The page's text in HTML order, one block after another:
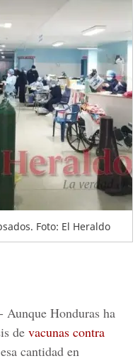
Foto: El Heraldo
Aunque Honduras ha
de vacunas contra
cantidad en